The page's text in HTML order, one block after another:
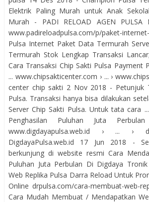
Elektrik Paling Murah untuk Anak
Murah - PADI RELOAD AGEN PULSA
www.padireloadpulsa.com/p/paket-
Pulsa Internet Paket Data Termurah
Termurah Stok Lengkap Transaksi
Cara Transaksi Chip Sakti Pulsa Payment
... www.chipsakticenter.com › ... ›
center chip sakti 2 Nov 2018 - Petunjuk
Pulsa. Transaksi hanya bisa dilakukan
Server Chip Sakti Pulsa. Untuk tata cara
Penghasilan Puluhan Juta
www.digdayapulsa.web.id › ... ›
DigdayaPulsa.web.id 17 Jun 2018 -
berkunjung di website resmi Cara
Puluhan Juta Perbulan Di Digdaya
Web Replika Pulsa Darra Reload Untuk
Online drpulsa.com/cara-membuat-web-
Cara Mudah Membuat / Mendapatkan